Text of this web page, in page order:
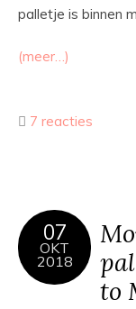
palletje is binnen
(meer…)
7 reacties
07
OKT
2018
to